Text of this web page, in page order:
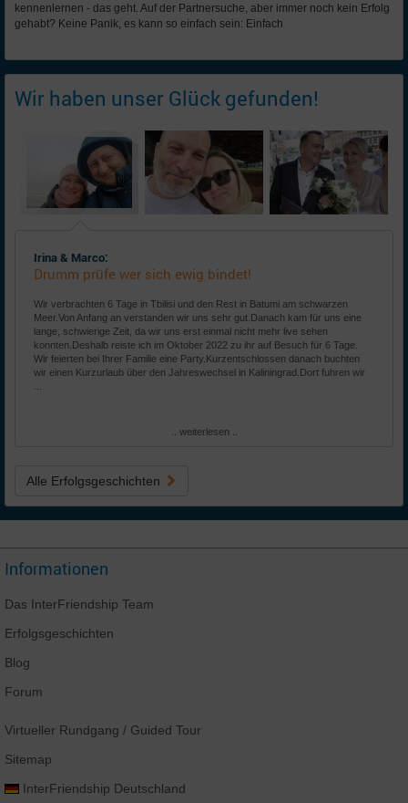
kennenlernen - das geht. Auf der Partnersuche, aber immer noch kein Erfolg
gehabt? Keine Panik, es kann so einfach sein: Einfach
Wir haben unser Glück gefunden!
Irina & Marco:
Drumm prüfe wer sich ewig bindet!
Wir verbrachten 6 Tage in Tbilisi und den Rest in Batumi am schwarzen
Meer.Von Anfang an verstanden wir uns sehr gut.Danach kam für uns eine
lange, schwierige Zeit, da wir uns erst einmal nicht mehr live sehen
konnten.Deshalb reiste ich im Oktober 2022 zu ihr auf Besuch für 6 Tage.
Wir feierten bei Ihrer Familie eine Party.Kurzentschlossen danach buchten
wir einen Kurzurlaub über den Jahreswechsel in Kaliningrad.Dort fuhren wir
.. weiterlesen ..
Alle Erfolgsgeschichten
Informationen
Das InterFriendship Team
Erfolgsgeschichten
Blog
Forum
Virtueller Rundgang / Guided Tour
Sitemap
InterFriendship Deutschland